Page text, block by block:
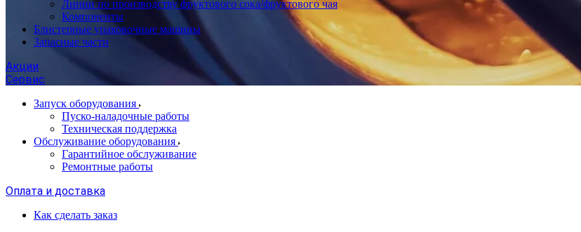
Линии по производству фруктового сока/фруктового чая
Компоненты
Блистерные упаковочные машины
Запасные части
Акции
Сервис
Запуск оборудования
Пуско-наладочные работы
Техническая поддержка
Обслуживание оборудования
Гарантийное обслуживание
Ремонтные работы
Оплата и доставка
Как сделать заказ